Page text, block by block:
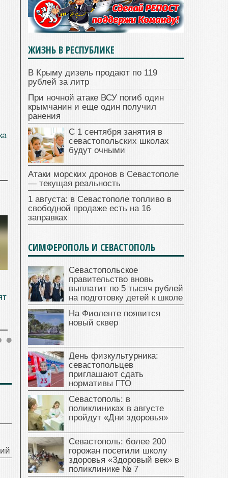
ЖИЗНЬ В РЕСПУБЛИКЕ
В Крыму дизель продают по 119
рублей за литр
При ночной атаке ВСУ погиб один
крымчанин и еще один получил
ранения
С 1 сентября занятия в
севастопольских школах
будут очными
Атаки морских дронов в Севастополе
— текущая реальность
1 августа: в Севастополе топливо в
свободной продаже есть на 16
заправках
СИМФЕРОПОЛЬ И СЕВАСТОПОЛЬ
Севастопольское
правительство вновь
выплатит по 5 тысяч рублей
на подготовку детей к школе
На Фиоленте появится
новый сквер
День физкультурника:
севастопольцев
приглашают сдать
нормативы ГТО
Севастополь: в
поликлиниках в августе
пройдут «Дни здоровья»
Севастополь: более 200
горожан посетили школу
здоровья «Здоровый век» в
поликлинике № 7